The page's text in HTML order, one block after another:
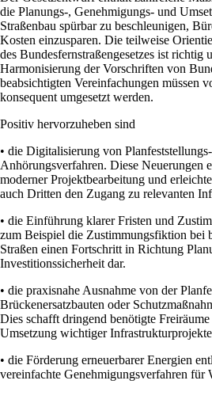
die Planungs-, Genehmigungs- und
Straßenbau spürbar zu beschleunigen,
Kosten einzusparen. Die teilweise
des Bundesfernstraßengesetzes ist richtig
Harmonisierung der Vorschriften von
beabsichtigten Vereinfachungen müssen
konsequent umgesetzt werden.
Positiv hervorzuheben sind
• die Digitalisierung von
Anhörungsverfahren. Diese Neuerungen
moderner Projektbearbeitung und
auch Dritten den Zugang zu relevanten
• die Einführung klarer Fristen und
zum Beispiel die Zustimmungsfiktion bei
Straßen einen Fortschritt in Richtung
Investitionssicherheit dar.
• die praxisnahe Ausnahme von der
Brückenersatzbauten oder
Dies schafft dringend benötigte
Umsetzung wichtiger
• die Förderung erneuerbarer Energien
vereinfachte Genehmigungsverfahren für